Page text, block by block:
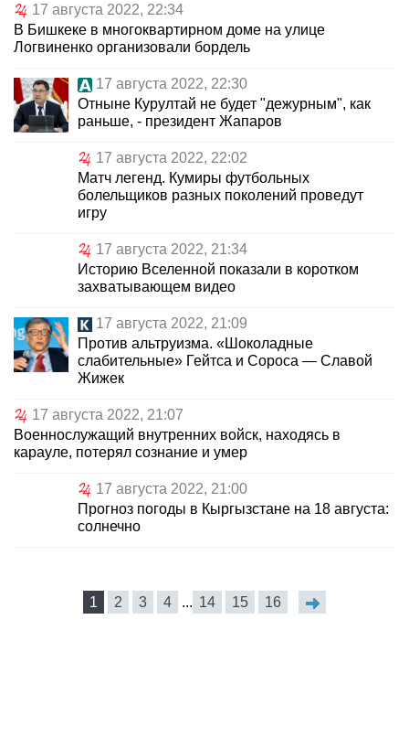
17 августа 2022, 22:34
В Бишкеке в многоквартирном доме на улице
Логвиненко организовали бордель
17 августа 2022, 22:30
Отныне Курултай не будет "дежурным", как
раньше, - президент Жапаров
17 августа 2022, 22:02
Матч легенд. Кумиры футбольных
болельщиков разных поколений проведут
игру
17 августа 2022, 21:34
Историю Вселенной показали в коротком
захватывающем видео
17 августа 2022, 21:09
Против альтруизма. «Шоколадные
слабительные» Гейтса и Сороса — Славой
Жижек
17 августа 2022, 21:07
Военнослужащий внутренних войск, находясь в
карауле, потерял сознание и умер
17 августа 2022, 21:00
Прогноз погоды в Кыргызстане на 18 августа:
солнечно
1 2 3 4 ... 14 15 16